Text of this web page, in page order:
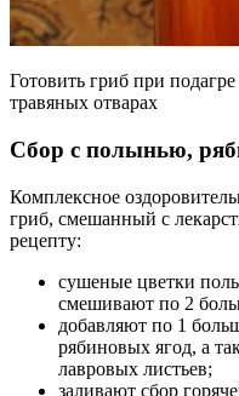
Готовить гриб при
травяных отварах
Сбор с полынью,
Комплексное
гриб, смешанный с
рецепту:
сушеные цветки
смешивают по 2
добавляют по 1
рябиновых ягод, а
лавровых листьев;
заливают сбор